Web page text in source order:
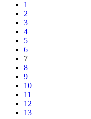
1
2
3
4
5
6
7
8
9
10
11
12
13